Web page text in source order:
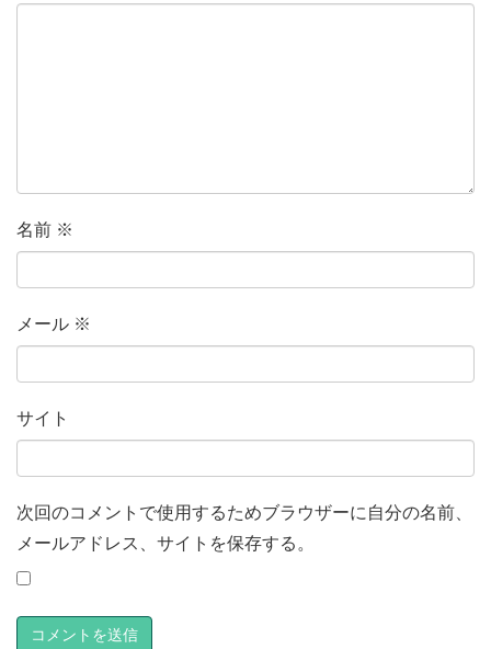
名前 ※
メール ※
サイト
次回のコメントで使用するためブラウザーに自分の名前、
メールアドレス、サイトを保存する。